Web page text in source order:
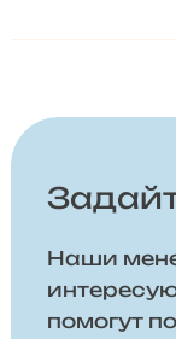
Наши
помогут